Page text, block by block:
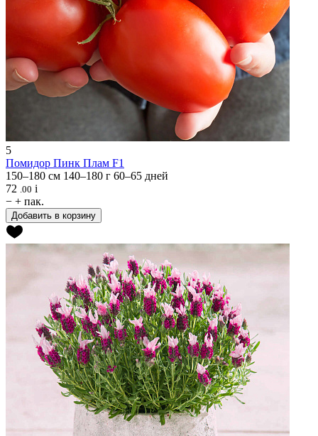
5
Помидор Пинк Плам F1
150–180 см 140–180 г 60–65 дней
72 .00 i
− + пак.
Добавить в корзину